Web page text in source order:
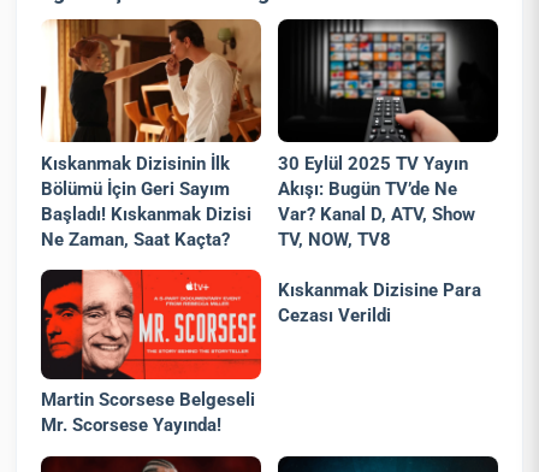
Kıskanmak Dizisinin İlk
Bölümü İçin Geri Sayım
Başladı! Kıskanmak Dizisi
Ne Zaman, Saat Kaçta?
30 Eylül 2025 TV Yayın
Akışı: Bugün TV’de Ne
Var? Kanal D, ATV, Show
TV, NOW, TV8
Martin Scorsese Belgeseli
Mr. Scorsese Yayında!
Kıskanmak Dizisine Para
Cezası Verildi